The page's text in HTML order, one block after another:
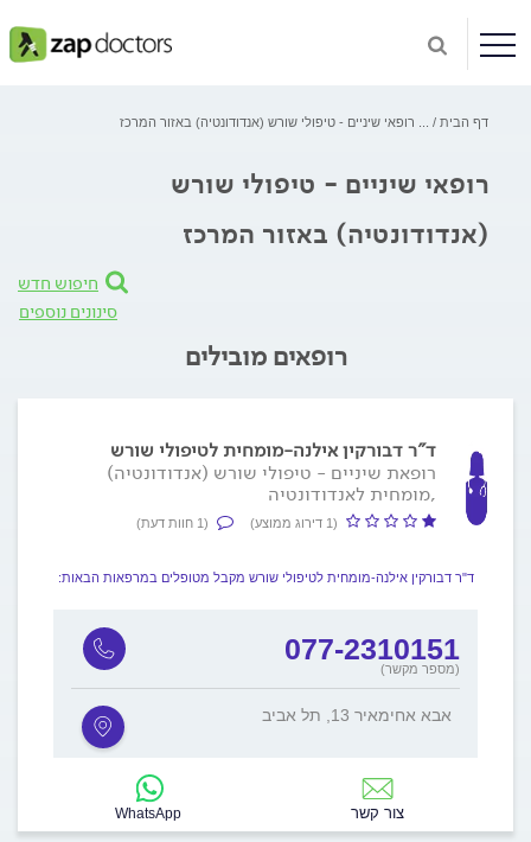
דף הבית רופאי שיניים - טיפולי שורש (אנדודונטיה) באזור המרכז
רופאי שיניים - טיפולי שורש
(אנדודונטיה) באזור המרכז
חיפוש חדש
סינונים נוספים
רופאים מובילים
ד"ר דבורקין אילנה-מומחית לטיפולי שורש
רופאת שיניים - טיפולי שורש (אנדודונטיה)
,מומחית לאנדודונטיה
(1 דירוג ממוצע) (1 חוות דעת)
ד"ר דבורקין אילנה-מומחית לטיפולי שורש מקבל מטופלים במרפאות הבאות:
077-2310151
(מספר מקשר)
אבא אחימאיר 13, תל אביב
צור קשר WhatsApp